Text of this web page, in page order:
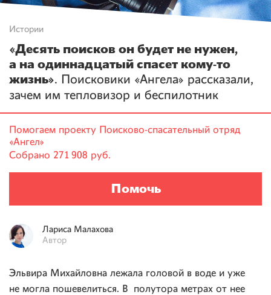
Истории
«Десять поисков он будет не нужен,
а на одиннадцатый спасет кому-то
жизнь». Поисковики «Ангела» рассказали,
зачем им тепловизор и беспилотник
Помогаем проекту Поисково-спасательный отряд
«Ангел»
Собрано 271 908 руб.
Помочь
Лариса Малахова
Автор
Эльвира Михайловна лежала головой в воде и уже
не могла пошевелиться. В полутора метрах от нее